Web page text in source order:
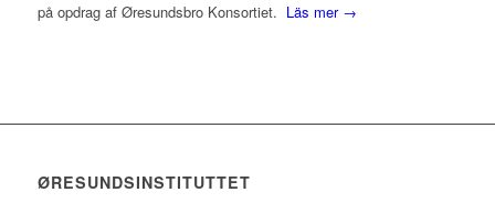
på opdrag af Øresundsbro Konsortiet. Läs mer →
ØRESUNDSINSTITUTTET